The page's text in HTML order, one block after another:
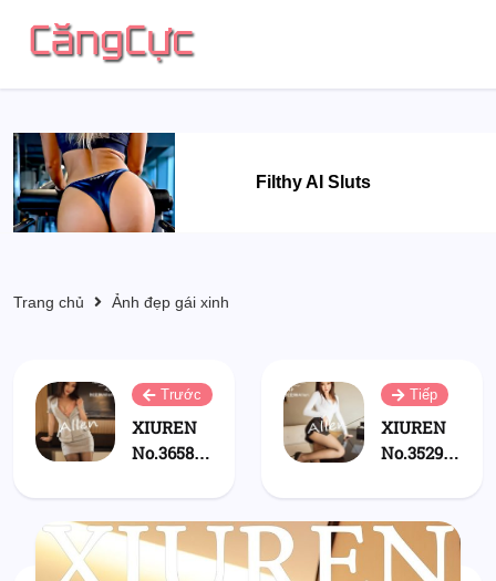
Filthy AI Sluts
Trang chủ Ảnh đẹp gái xinh
Trước
XIUREN
No.3658:
Allen
Tiếp
XIUREN
No.3529:
Allen